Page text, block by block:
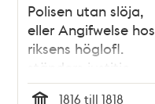
Polisen utan slöja,
eller Angifwelse hos
riksens höglofl.
ständers justitie-
ombudsman, emot
1816 till 1818